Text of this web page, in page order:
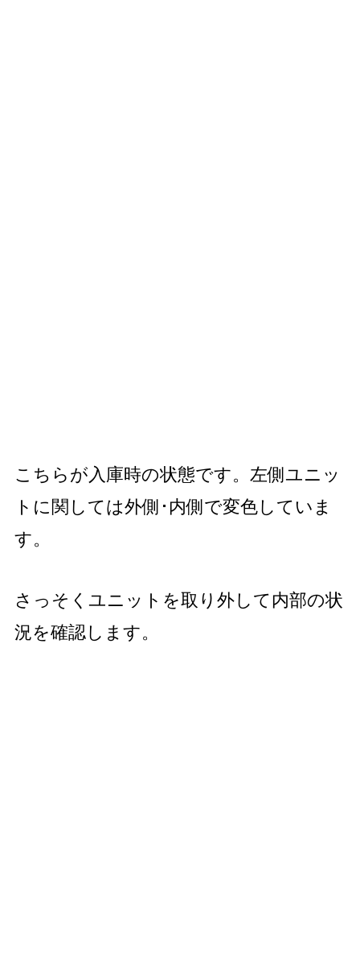
こちらが入庫時の状態です。左側ユニッ
トに関しては外側･内側で変色していま
す。
さっそくユニットを取り外して内部の状
況を確認します。